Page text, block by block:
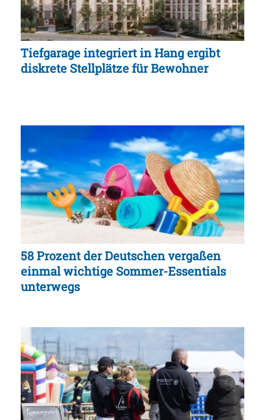
Tiefgarage integriert in Hang ergibt
diskrete Stellplätze für Bewohner
58 Prozent der Deutschen vergaßen
einmal wichtige Sommer-Essentials
unterwegs